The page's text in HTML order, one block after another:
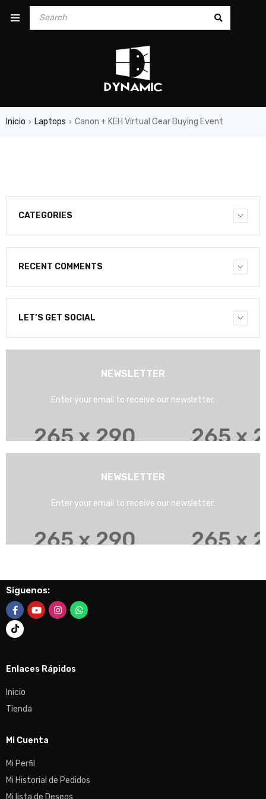
Inicio › Laptops › Canon + KEH Virtual Gear Buying Event
CATEGORIES
RECENT COMMENTS
LET’S GET SOCIAL
NEWSLETTER
Enter your email to receive our newsletter.
NEWSLETTER
Enter your email to receive our newsletter.
Siguenos:
Enlaces Rápidos
Inicio
Tienda
Mi Cuenta
Mi Perfil
Mi Historial de Pedidos
Mi lista de Deseos